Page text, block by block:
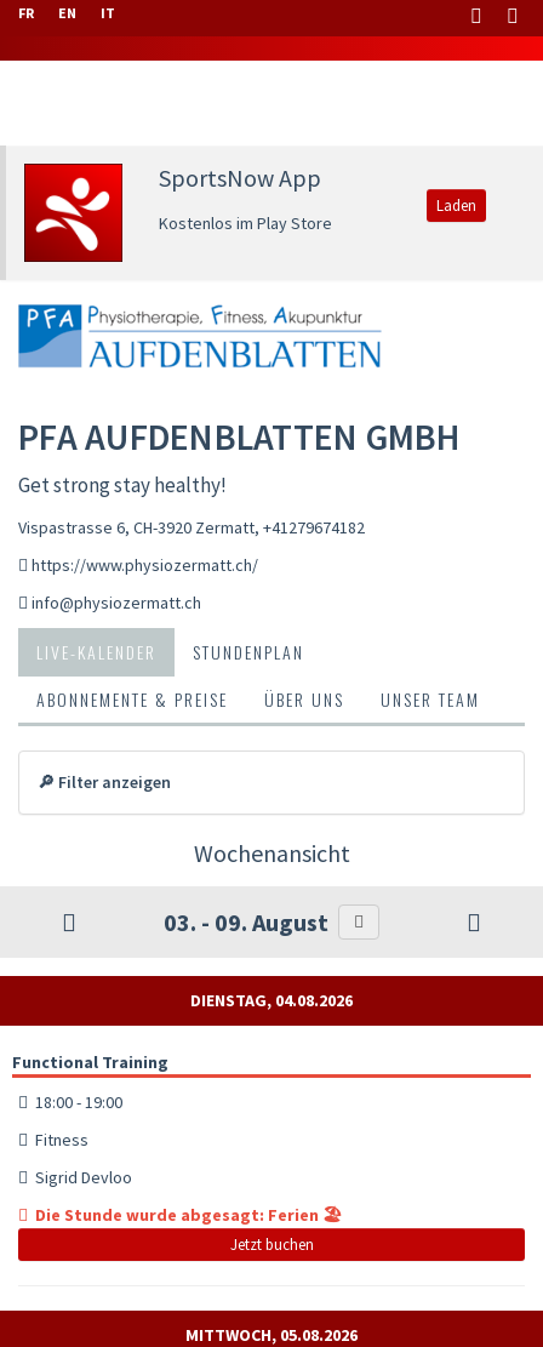
FR EN IT
SportsNow App
Kostenlos im Play Store
Laden
PFA AUFDENBLATTEN GMBH
Get strong stay healthy!
Vispastrasse 6, CH-3920 Zermatt, +41279674182
https://www.physiozermatt.ch/
info@physiozermatt.ch
LIVE-KALENDER
STUNDENPLAN
ABONNEMENTE & PREISE
ÜBER UNS UNSER TEAM
🔎 Filter anzeigen
Wochenansicht
03. - 09. August
DIENSTAG, 04.08.2026
Functional Training
18:00 - 19:00
Fitness
Sigrid Devloo
Die Stunde wurde abgesagt: Ferien 🏖️
Jetzt buchen
MITTWOCH, 05.08.2026